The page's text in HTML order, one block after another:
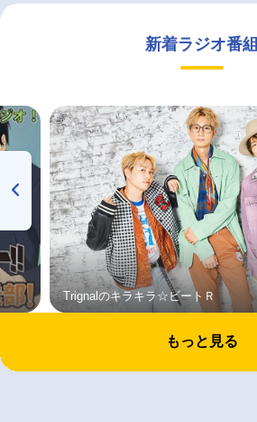
新着ラジオ番組
Trignalのキラキラ☆ビートＲ
もっと見る